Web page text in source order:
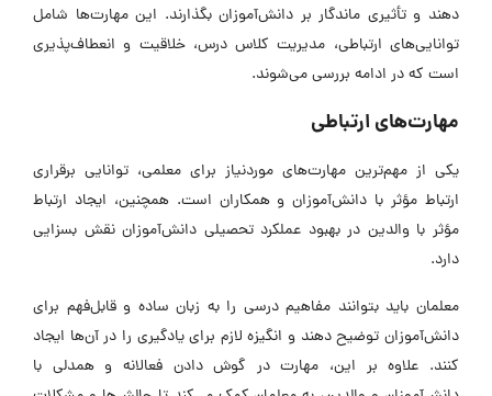
دهند و تأثیری ماندگار بر دانش‌آموزان بگذارند. این مهارت‌ها شامل
توانایی‌های ارتباطی، مدیریت کلاس درس، خلاقیت و انعطاف‌پذیری
است که در ادامه بررسی می‌شوند.
مهارت‌های ارتباطی
یکی از مهم‌ترین مهارت‌های موردنیاز برای معلمی، توانایی برقراری
ارتباط مؤثر با دانش‌آموزان و همکاران است. همچنین، ایجاد ارتباط
مؤثر با والدین در بهبود عملکرد تحصیلی دانش‌آموزان نقش بسزایی
دارد.
معلمان باید بتوانند مفاهیم درسی را به زبان ساده و قابل‌فهم برای
دانش‌آموزان توضیح دهند و انگیزه لازم برای یادگیری را در آن‌ها ایجاد
کنند. علاوه بر این، مهارت در گوش دادن فعالانه و همدلی با